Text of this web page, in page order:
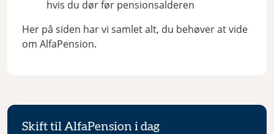
hvis du dør før pensionsalderen
Her på siden har vi samlet alt, du behøver at vide
om AlfaPension.
Skift til AlfaPension i dag